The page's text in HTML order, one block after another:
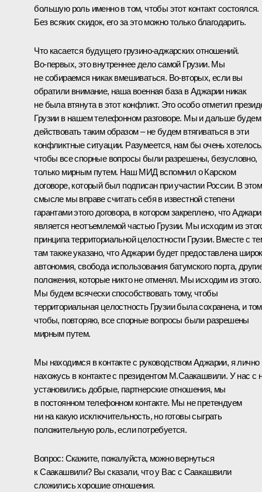
большую роль именно в том, чтобы этот контакт состоялся.
Без всяких скидок, его за это можно только благодарить.
Что касается будущего грузино-аджарских отношений.
Во‑первых, это внутреннее дело самой Грузии. Мы
не собираемся никак вмешиваться. Во‑вторых, если вы
обратили внимание, наша военная база в Аджарии никак
не была втянута в этот конфликт. Это особо отметил
Грузии в нашем телефонном разговоре. Мы и дальше будем
действовать таким образом – не будем втягиваться в эти
конфликтные ситуации. Разумеется, нам бы очень
чтобы все спорные вопросы были разрешены, безусловно,
только мирным путем. Наш МИД вспомнил о Карском
договоре, который был подписан при участии России. В этом
смысле мы вправе считать себя в известной степени
гарантами этого договора, в котором закреплено, что
является неотъемлемой частью Грузии. Мы исходим из
принципа территориальной целостности Грузии. Вместе с
там также указано, что Аджарии будет предоставлена
автономия, свобода использования батумского порта,
положения, которые никто не отменял. Мы исходим из этого.
Мы будем всячески способствовать тому, чтобы
территориальная целостность Грузии была сохранена, и
чтобы, повторяю, все спорные вопросы были разрешены
мирным путем.
Мы находимся в контакте с руководством Аджарии, я лично
нахожусь в контакте с президентом М.Саакашвили. У нас с
установились добрые, партнерские отношения, мы
в постоянном телефонном контакте. Мы не претендуем
ни на какую исключительность, но готовы сыграть
положительную роль, если потребуется.
Вопрос: Скажите, пожалуйста, можно вернуться
к Саакашвили? Вы сказали, что у Вас с Саакашвили
сложились хорошие отношения.